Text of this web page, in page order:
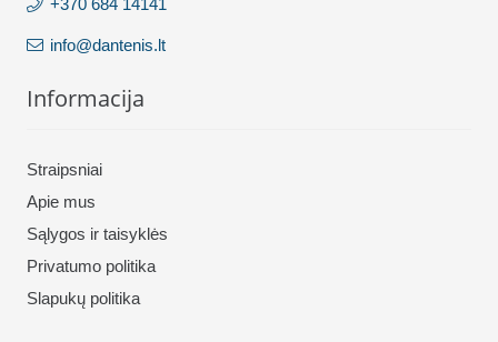
+370 684 14141
info@dantenis.lt
Informacija
Straipsniai
Apie mus
Sąlygos ir taisyklės
Privatumo politika
Slapukų politika